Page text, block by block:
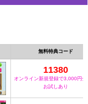
無料特典コード
11380
オンライン新規登録で3,000円分
お試しあり